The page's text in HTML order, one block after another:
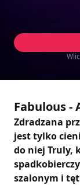
Fabulous -
Zdradzana
jest tylko
do niej Truly,
szalonym i